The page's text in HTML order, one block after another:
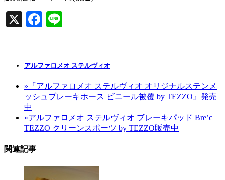
X Facebook
アルファロメオ ステルヴィオ
» 『アルファロメオ ステルヴィオ オリジナルステンメ
ッシュブレーキホース ビニール被覆 by TEZZO』発売
中
«アルファロメオ ステルヴィオ ブレーキパッド Bre’c
TEZZO クリーンスポーツ by TEZZO販売中
関連記事